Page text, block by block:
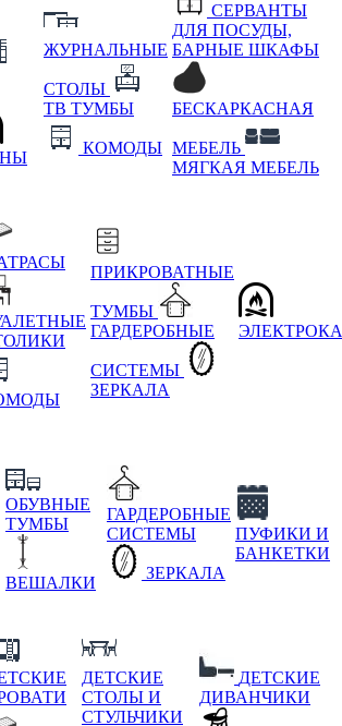
ЖУРНАЛЬНЫЕ
СТОЛЫ
ТВ ТУМБЫ
КОМОДЫ
СЕРВАНТЫ
ДЛЯ ПОСУДЫ,
БАРНЫЕ ШКАФЫ
БЕСКАРКАСНАЯ
МЕБЕЛЬ
МЯГКАЯ МЕБЕЛЬ
ПРИКРОВАТНЫЕ
ТУМБЫ
ГАРДЕРОБНЫЕ
СИСТЕМЫ
ЗЕРКАЛА
ОБУВНЫЕ
ТУМБЫ
ВЕШАЛКИ
ГАРДЕРОБНЫЕ
СИСТЕМЫ
ЗЕРКАЛА
ПУФИКИ И
БАНКЕТКИ
ДЕТСКИЕ
СТОЛЫ И
СТУЛЬЧИКИ
ДЕТСКИЕ
ДИВАНЧИКИ